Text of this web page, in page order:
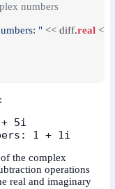
numbers
" << diff.real <<
+ 5i
the complex
operations
real and imaginary